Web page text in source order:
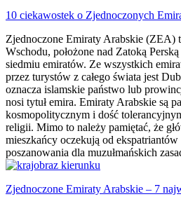
10 ciekawostek o Zjednoczonych
Zjednoczone Emiraty Arabskie (ZEA)
Wschodu, położone nad Zatoką
siedmiu emiratów. Ze wszystkich
przez turystów z całego świata jest
oznacza islamskie państwo lub
nosi tytuł emira. Emiraty Arabskie są
kosmopolitycznym i dość
religii. Mimo to należy pamiętać, że
mieszkańcy oczekują od
poszanowania dla muzułmańskich
Zjednoczone Emiraty Arabskie – 7